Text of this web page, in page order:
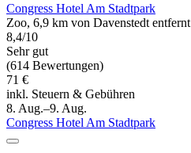
Congress Hotel Am Stadtpark
Zoo, 6,9 km von Davenstedt entfernt
8,4/10
Sehr gut
(614 Bewertungen)
71 €
inkl. Steuern & Gebühren
8. Aug.–9. Aug.
Congress Hotel Am Stadtpark